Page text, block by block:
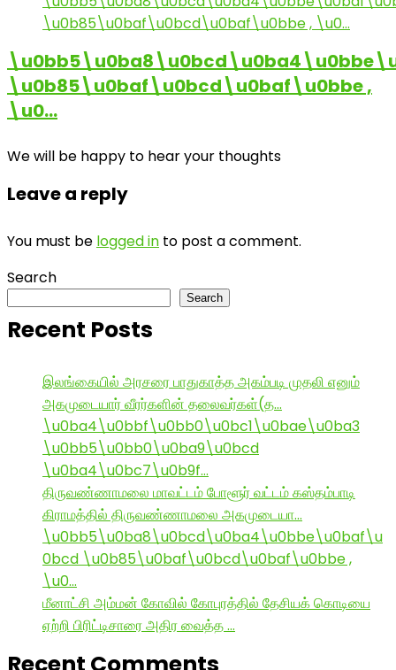
\u0b85\u0baf\u0bcd\u0baf\u0bbe ,
\u0…
We will be happy to hear your thoughts
Leave a reply
You must be logged in to post a comment.
Search
Search
Recent Posts
இலங்கையில் அரசரை பாதுகாத்த அகம்படி முதலி எனும்
அகமுடையார் வீரர்களின் தலைவர்கள்(த…
\u0ba4\u0bbf\u0bb0\u0bc1\u0bae\u0ba3
\u0bb5\u0bb0\u0ba9\u0bcd
\u0ba4\u0bc7\u0b9f…
திருவண்ணாமலை மாவட்டம் போளூர் வட்டம் கஸ்தம்பாடி
கிராமத்தில் திருவண்ணாமலை அகமுடையா…
\u0bb5\u0ba8\u0bcd\u0ba4\u0bbe\u0baf\u
0bcd \u0b85\u0baf\u0bcd\u0baf\u0bbe ,
\u0…
மீனாட்சி அம்மன் கோவில் கோபுரத்தில் தேசியக் கொடியை
ஏற்றி பிரிட்டிசாரை அதிர வைத்த …